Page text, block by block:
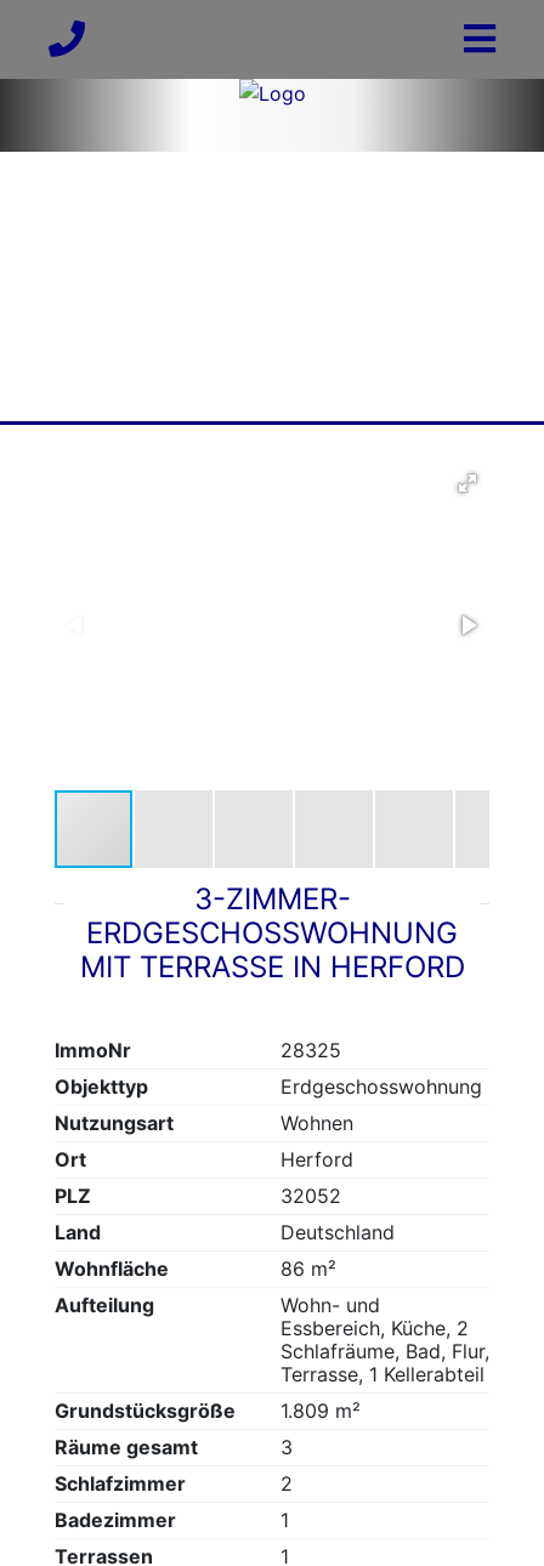
3-ZIMMER-
ERDGESCHOSSWOHNUNG
MIT TERRASSE IN HERFORD
ImmoNr
28325
Objekttyp
Erdgeschosswohnung
Nutzungsart
Wohnen
Ort
Herford
PLZ
32052
Land
Deutschland
Wohnfläche
86 m²
Aufteilung
Wohn- und
Essbereich, Küche, 2
Schlafräume, Bad, Flur,
Terrasse, 1 Kellerabteil
Grundstücksgröße
1.809 m²
Räume gesamt
3
Schlafzimmer
2
Badezimmer
1
Terrassen
1